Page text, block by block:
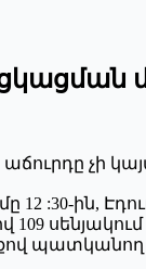
չի
12 :30-ին,
109
պատկանող